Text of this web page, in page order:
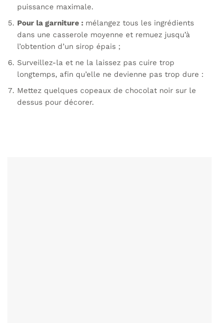
puissance maximale.
Pour la garniture : mélangez tous les ingrédients
dans une casserole moyenne et remuez jusqu’à
l’obtention d’un sirop épais ;
Surveillez-la et ne la laissez pas cuire trop
longtemps, afin qu’elle ne devienne pas trop dure :
Mettez quelques copeaux de chocolat noir sur le
dessus pour décorer.